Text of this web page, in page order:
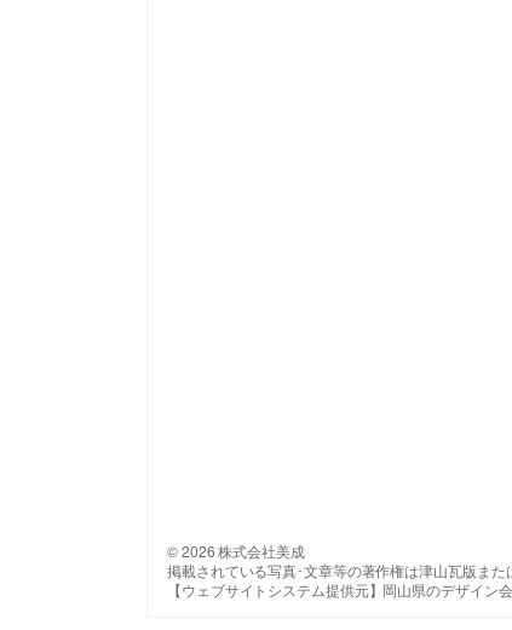
© 2026 株式会社美成
掲載されている写真･文章等の著作権は津山瓦版ま
【ウェブサイトシステム提供元】岡山県のデザイ